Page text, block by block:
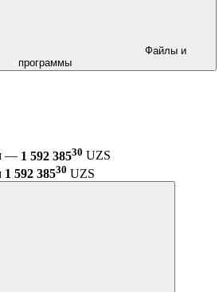
программы
— 1 592 38530 UZS
1 592 38530 UZS